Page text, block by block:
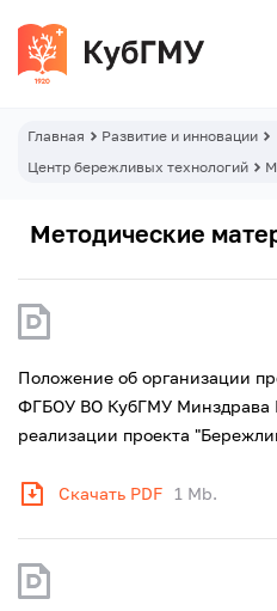
Главная
Развитие и инновации
Центр бережливых технологий
Методические
Положение об организации
ФГБОУ ВО КубГМУ Минздрава
реализации проекта
Скачать PDF 1 Mb.